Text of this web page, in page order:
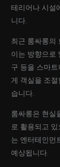
테리어나 시설
니다.
최근 룸싸롱의
이는 방향으로
구 등을 스마
게 객실을 조
습니다.
룸싸롱은 현실
로 활용되고
는 엔터테인먼
예상됩니다.